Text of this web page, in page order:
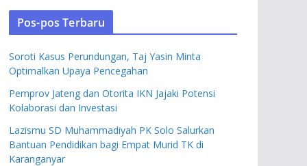
Pos-pos Terbaru
Soroti Kasus Perundungan, Taj Yasin Minta
Optimalkan Upaya Pencegahan
Pemprov Jateng dan Otorita IKN Jajaki Potensi
Kolaborasi dan Investasi
Lazismu SD Muhammadiyah PK Solo Salurkan
Bantuan Pendidikan bagi Empat Murid TK di
Karanganyar